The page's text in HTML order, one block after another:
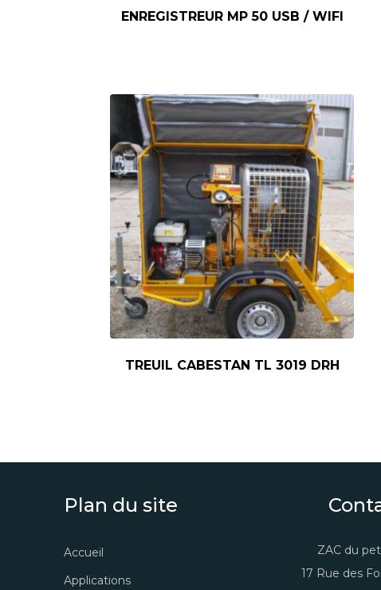
ENREGISTREUR MP 50 USB / WIFI
TREUIL CABESTAN TL 3019 DRH
Plan du site
Accueil
Applications
ZAC du
17 Rue des